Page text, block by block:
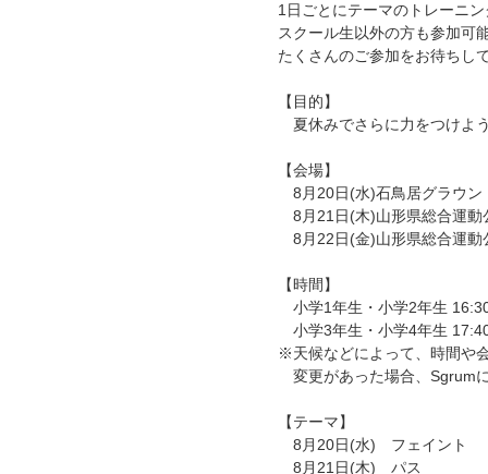
1日ごとにテーマのトレーニ
スクール生以外の方も参加可
たくさんのご参加をお待ちし
【目的】
夏休みでさらに力をつけよ
【会場】
8月20日(水)石鳥居グラウン
8月21日(木)山形県総合運動
8月22日(金)山形県総合運動
【時間】
小学1年生・小学2年生
小学3年生・小学4年生
※天候などによって、時間や
変更があった場合、Sgrum
【テーマ】
8月20日(水) フェイント
8月21日(木) パス